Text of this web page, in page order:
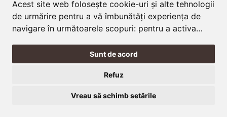
Acest site web folosește cookie-uri și alte tehnologii
de urmărire pentru a vă îmbunătăți experiența de
navigare în următoarele scopuri: pentru a activa
oferi o experiență mai bună pe site
măsura interesul față de produsele și serviciile
noastre și pentru a personaliza interacțiunile de
relevante pentru dvs
Sunt de acord
Refuz
Vreau să schimb setările
Terms and Conditions Cookies Policy
Privacy Policy
Frequently Asked Questions